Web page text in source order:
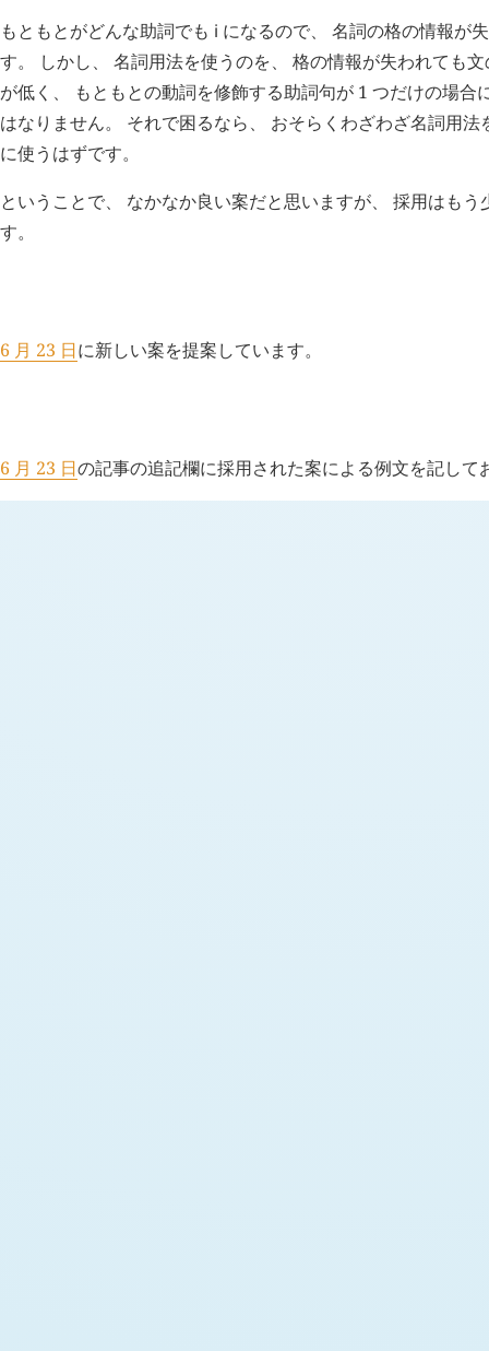
もともとがどんな助詞でも i になるので、 名詞の格の情報が
す。 しかし、 名詞用法を使うのを、 格の情報が失われても
が低く、 もともとの動詞を修飾する助詞句が 1 つだけの場合
はなりません。 それで困るなら、 おそらくわざわざ名詞用
に使うはずです。
ということで、 なかなか良い案だと思いますが、 採用はも
す。
6 月 23 日に新しい案を提案しています。
6 月 23 日の記事の追記欄に採用された案による例文を記して